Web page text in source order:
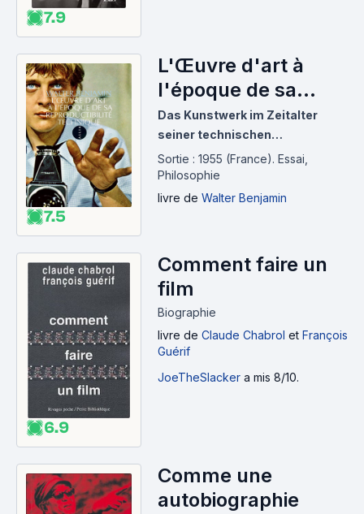
7.9
7.5
L'Œuvre d'art à
l'époque de sa
reproductibilité
technique (1935)
Das Kunstwerk im Zeitalter
seiner technischen
Reproduzierbarkeit
Sortie : 1955 (France). Essai,
Philosophie
livre de Walter Benjamin
6.9
Comment faire un
film
Biographie
livre de Claude Chabrol et François
Guérif
JoeTheSlacker a mis 8/10.
Comme une
autobiographie